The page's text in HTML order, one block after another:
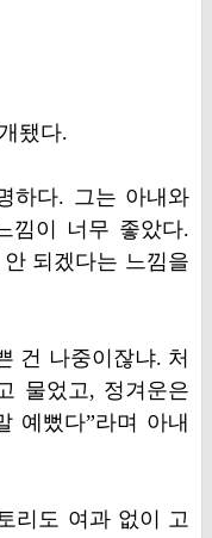
됐다.
하다. 그는 아내와
낌이 너무 좋았다.
되겠다는 느낌을
건 나중이잖냐. 처
물었고, 정겨운은
예뻤다”라며 아내
리도 여과 없이 고